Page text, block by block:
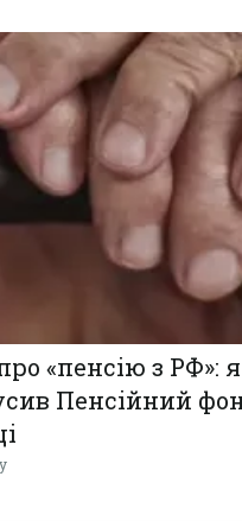
«пенсію з РФ»:
Пенсійний